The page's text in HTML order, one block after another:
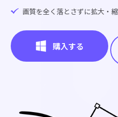
画質を全く落とさずに拡大・
購入する